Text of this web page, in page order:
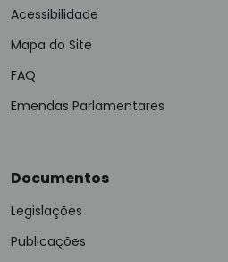
Acessibilidade
Mapa do Site
FAQ
Emendas Parlamentares
Documentos
Legislações
Publicações